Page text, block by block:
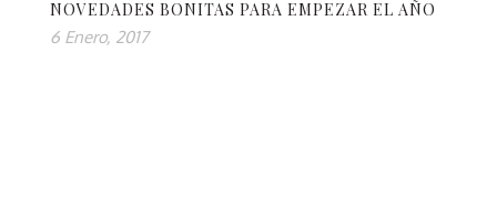
NOVEDADES BONITAS PARA EMPEZAR EL AÑO
6 Enero, 2017